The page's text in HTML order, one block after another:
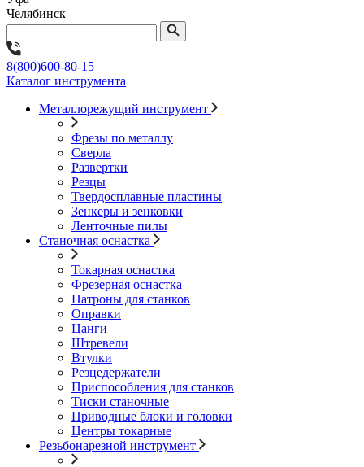
Челябинск
8(800)600-80-15
Каталог инструмента
Металлорежущий инструмент
Фрезы по металлу
Сверла
Развертки
Резцы
Твердосплавные пластины
Зенкеры и зенковки
Ленточные пилы
Станочная оснастка
Токарная оснастка
Фрезерная оснастка
Патроны для станков
Оправки
Цанги
Штревели
Втулки
Резцедержатели
Приспособления для станков
Тиски станочные
Приводные блоки и головки
Центры токарные
Резьбонарезной инструмент